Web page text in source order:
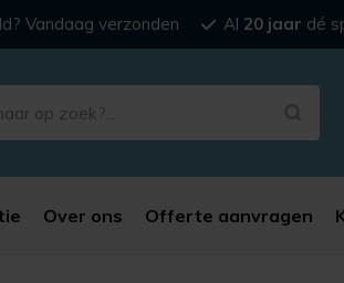
Vandaag verzonden Al 20 jaar dé
Over ons Offerte aanvragen